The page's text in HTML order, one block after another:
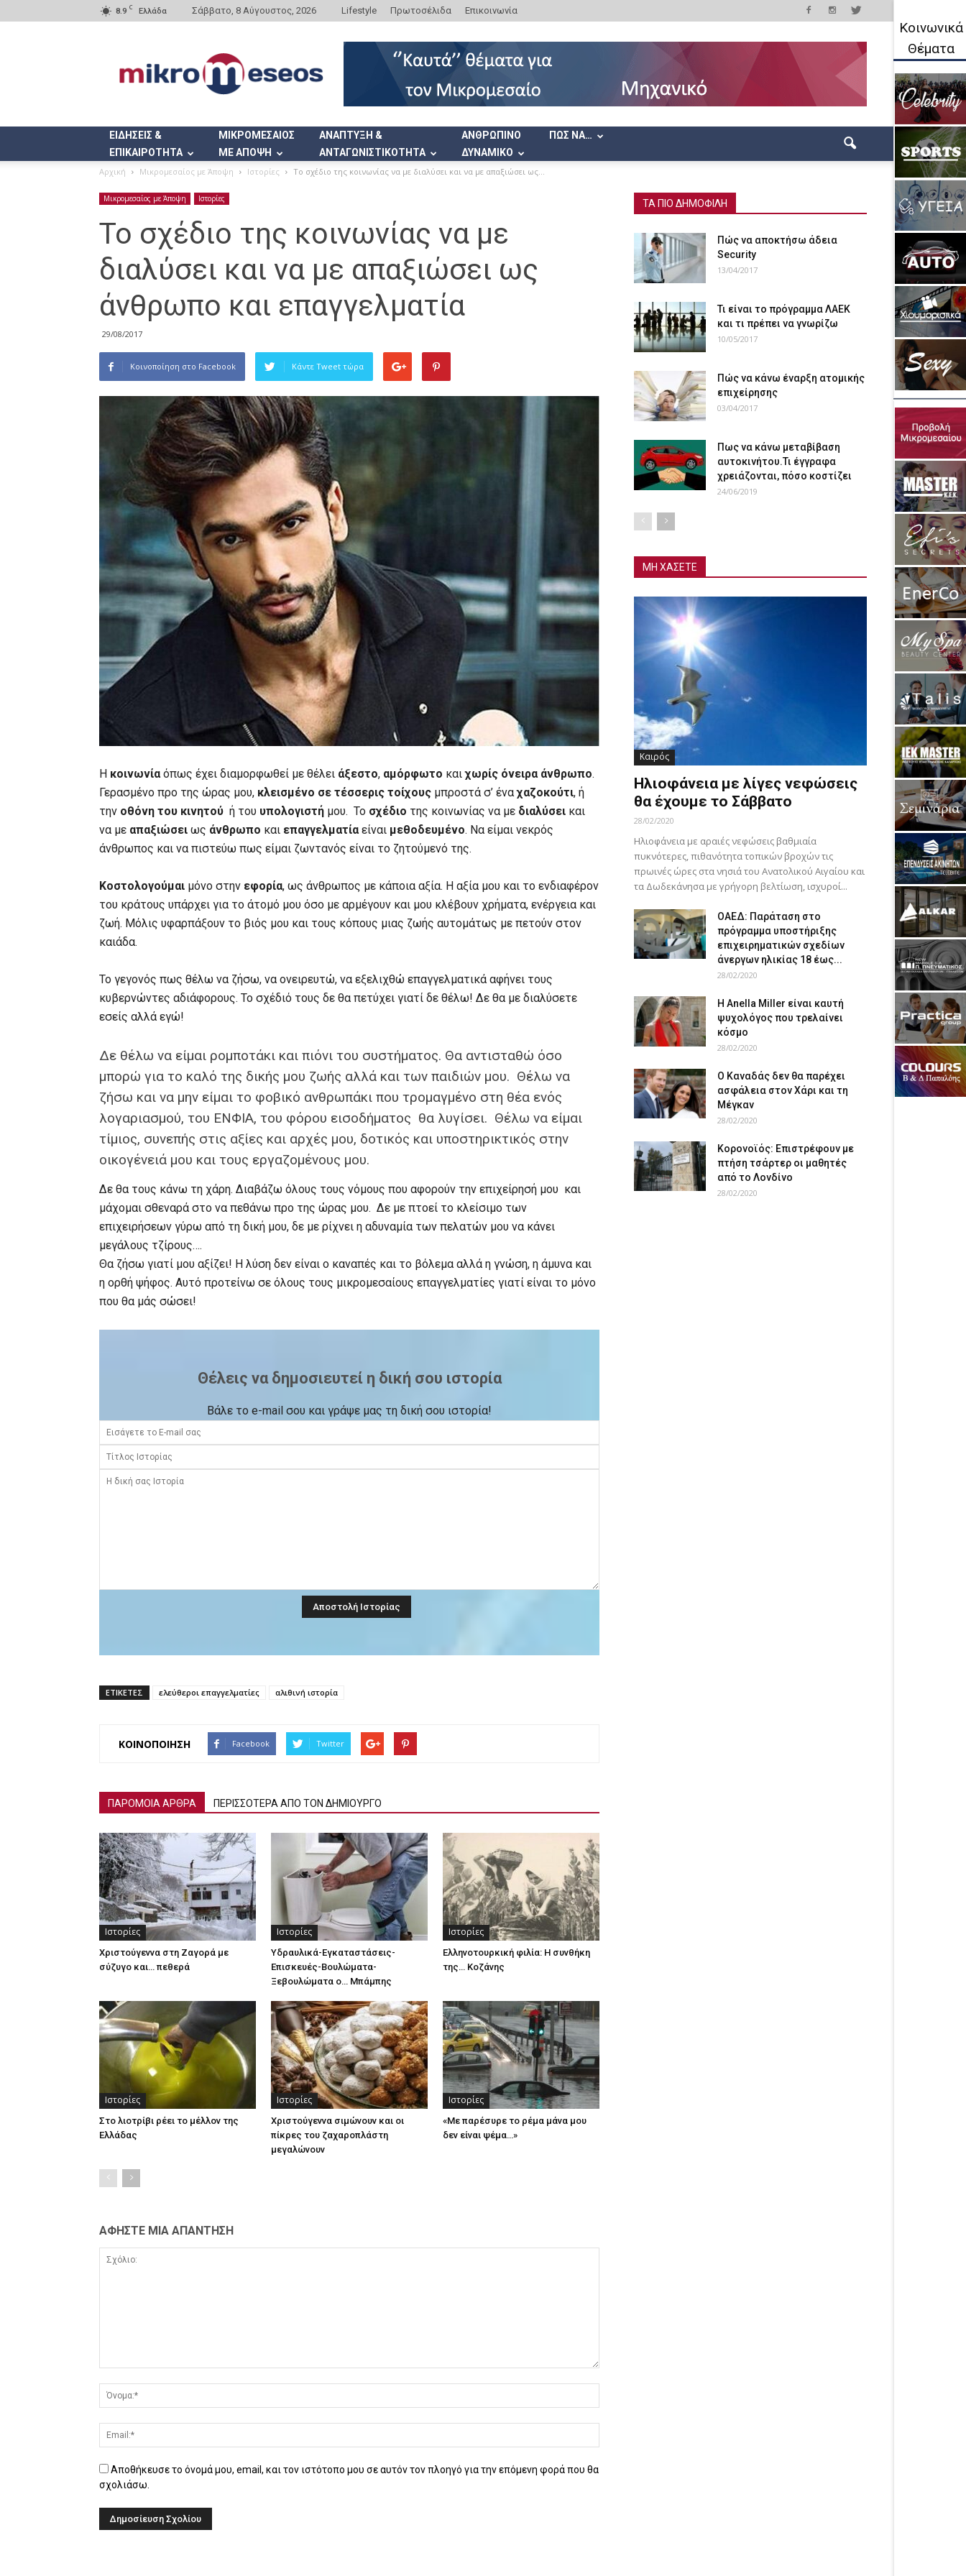
8.9 C Ελλάδα Σάββατο, 8 Αύγουστος, 2026 Lifestyle Πρωτοσέλιδα Επικοινωνία
ΕΙΔΗΣΕΙΣ &
ΕΠΙΚΑΙΡΟΤΗΤΑ
ΜΙΚΡΟΜΕΣΑΙΟΣ
ΜΕ ΑΠΟΨΗ
ΑΝΑΠΤΥΞΗ &
ΑΝΤΑΓΩΝΙΣΤΙΚΟΤΗΤΑ
ΑΝΘΡΩΠΙΝΟ
ΔΥΝΑΜΙΚΟ
ΠΩΣ ΝΑ…
Αρχική Μικρομεσαίος με Άποψη Ιστορίες Το σχέδιο της κοινωνίας να με διαλύσει και να με απαξιώσει ως...
Μικρομεσαίος με Άποψη Ιστορίες
Το σχέδιο της κοινωνίας να με
διαλύσει και να με απαξιώσει ως
άνθρωπο και επαγγελματία
29/08/2017
Κοινοποίηση στο Facebook Κάντε Tweet τώρα
Η κοινωνίαόπως έχει διαμορφωθεί με θέλει άξεστο, αμόρφωτο καιχωρίς όνειρα άνθρωπο.
Γερασμένο προ της ώρας μου, κλεισμένο σε τέσσερις τοίχους μπροστά σ’ έναχαζοκούτι, ή
την οθόνη του κινητού ή του υπολογιστή μου. Το σχέδιο της κοινωνίας να με διαλύσει και
να με απαξιώσει ως άνθρωπο και επαγγελματίαείναι μεθοδευμένο. Να είμαι νεκρός
άνθρωπος και να πιστεύω πως είμαι ζωντανός είναι το ζητούμενό της.
Κοστολογούμαι μόνο στην εφορία, ως άνθρωπος με κάποια αξία. Η αξία μου και το ενδιαφέρον
του κράτους υπάρχει για το άτομό μου όσο με αρμέγουν και μου κλέβουν χρήματα, ενέργεια και
ζωή. Μόλις υφαρπάξουν το βιός μου και τους κόπους μιας ζωής αυτομάτως με πετούν στον
καιάδα.
Το γεγονός πως θέλω να ζήσω, να ονειρευτώ, να εξελιχθώ επαγγελματικά αφήνει τους
κυβερνώντες αδιάφορους. Το σχέδιό τους δε θα πετύχει γιατί δε θέλω! Δε θα με διαλύσετε
εσείς αλλά εγώ!
Δε θέλω να είμαι ρομποτάκι και πιόνι του συστήματος. Θα αντισταθώ όσο
μπορώ για το καλό της δικής μου ζωής αλλά και των παιδιών μου. Θέλω να
ζήσω και να μην είμαι το φοβικό ανθρωπάκι που τρομαγμένο στη θέα ενός
λογαριασμού, του ΕΝΦΙΑ, του φόρου εισοδήματος θα λυγίσει. Θέλω να είμαι
τίμιος, συνεπής στις αξίες και αρχές μου, δοτικός και υποστηρικτικός στην
οικογένειά μου και τους εργαζομένους μου.
Δε θα τους κάνω τη χάρη. Διαβάζω όλους τους νόμους που αφορούν την επιχείρησή μου και
μάχομαι σθεναρά στο να πεθάνω προ της ώρας μου. Δε με πτοεί το κλείσιμο των
επιχειρήσεων γύρω από τη δική μου, δε με ρίχνει η αδυναμία των πελατών μου να κάνει
μεγάλους τζίρους….
Θα ζήσω γιατί μου αξίζει! Η λύση δεν είναι ο καναπές και το βόλεμα αλλά η γνώση, η άμυνα και
η ορθή ψήφος. Αυτό προτείνω σε όλους τους μικρομεσαίους επαγγελματίες γιατί είναι το μόνο
που θα μάς σώσει!
Θέλεις να δημοσιευτεί η δική σου ιστορία
Βάλε το e-mail σου και γράψε μας τη δική σου ιστορία!
ΕΤΙΚΕΤΕΣ ελεύθεροι επαγγελματίες αλιθινή ιστορία
ΚΟΙΝΟΠΟΙΗΣΗ Facebook Twitter
ΠΑΡΟΜΟΙΑ ΑΡΘΡΑ ΠΕΡΙΣΣΟΤΕΡΑ ΑΠΟ ΤΟΝ ΔΗΜΙΟΥΡΓΟ
Ιστορίες
Χριστούγεννα στη Ζαγορά με
σύζυγο και… πεθερά
Ιστορίες
Υδραυλικά-Εγκαταστάσεις-
Επισκευές-Βουλώματα-
Ξεβουλώματα ο… Μπάμπης
Ιστορίες
Ελληνοτουρκική φιλία: Η συνθήκη
της… Κοζάνης
Ιστορίες
Στο λιοτρίβι ρέει το μέλλον της
Ελλάδας
Ιστορίες
Χριστούγεννα σιμώνουν και οι
πίκρες του ζαχαροπλάστη
μεγαλώνουν
Ιστορίες
«Με παρέσυρε το ρέμα μάνα μου
δεν είναι ψέμα…»
ΑΦΗΣΤΕ ΜΙΑ ΑΠΑΝΤΗΣΗ
Αποθήκευσε το όνομά μου, email, και τον ιστότοπο μου σε αυτόν τον πλοηγό για την επόμενη φορά που θα
σχολιάσω.
ΤΑ ΠΙΟ ΔΗΜΟΦΙΛΗ
Πώς να αποκτήσω άδεια
Security
13/04/2017
Τι είναι το πρόγραμμα ΛΑΕΚ
και τι πρέπει να γνωρίζω
10/05/2017
Πώς να κάνω έναρξη ατομικής
επιχείρησης
03/04/2017
Πως να κάνω μεταβίβαση
αυτοκινήτου.Τι έγγραφα
χρειάζονται, πόσο κοστίζει
24/06/2019
ΜΗ ΧΑΣΕΤΕ
Καιρός
Ηλιοφάνεια με λίγες νεφώσεις
θα έχουμε το Σάββατο
28/02/2020
Ηλιοφάνεια με αραιές νεφώσεις βαθμιαία
πυκνότερες, πιθανότητα τοπικών βροχών τις
πρωινές ώρες στα νησιά του Ανατολικού Αιγαίου και
τα Δωδεκάνησα με γρήγορη βελτίωση, ισχυροί...
ΟΑΕΔ: Παράταση στο
πρόγραμμα υποστήριξης
επιχειρηματικών σχεδίων
άνεργων ηλικίας 18 έως...
28/02/2020
Η Anella Miller είναι καυτή
ψυχολόγος που τρελαίνει
κόσμο
28/02/2020
Ο Καναδάς δεν θα παρέχει
ασφάλεια στον Χάρι και τη
Μέγκαν
28/02/2020
Κορονοϊός: Επιστρέφουν με
πτήση τσάρτερ οι μαθητές
από το Λονδίνο
28/02/2020
Κοινωνικά
Θέματα